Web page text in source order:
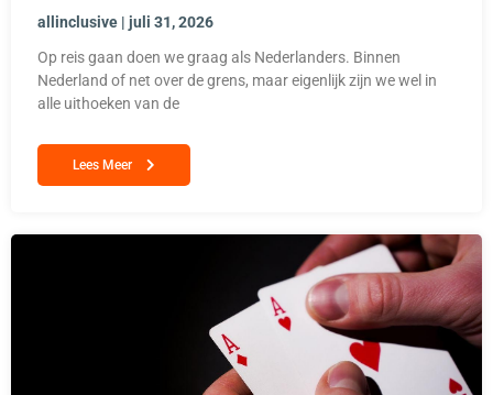
allinclusive
juli 31, 2026
Op reis gaan doen we graag als Nederlanders. Binnen
Nederland of net over de grens, maar eigenlijk zijn we wel in
alle uithoeken van de
Lees Meer